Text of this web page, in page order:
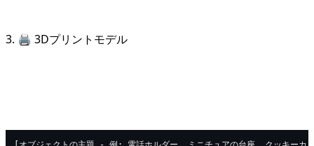
3. 🖨️ 3Dプリントモデル